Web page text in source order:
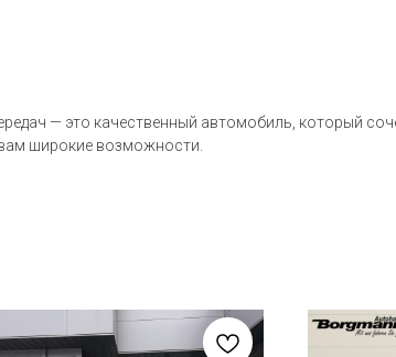
— это качественный автомобиль, который
широкие возможности.